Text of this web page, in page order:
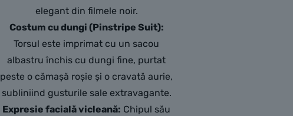
elegant din filmele noir.
Costum cu dungi (Pinstripe Suit):
Torsul este imprimat cu un sacou
albastru închis cu dungi fine, purtat
peste o cămașă roșie și o cravată aurie,
subliniind gusturile sale extravagante.
Expresie facială vicleană: Chipul său